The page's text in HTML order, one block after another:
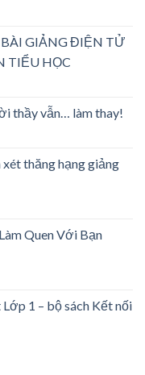
GIẢNG ĐIỆN TỬ
TIỂU HỌC
thầy vẫn… làm thay!
thăng hạng giảng
Quen Với Bạn
1 – bộ sách Kết nối